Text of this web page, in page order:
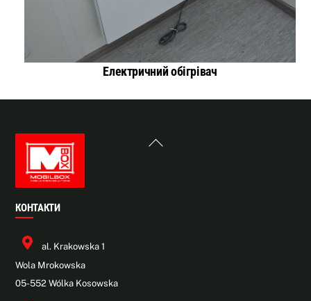
Електричний обігрівач
Back
КОНТАКТИ
al. Krakowska 1
Wola Mrokowska
05-552 Wólka Kosowska